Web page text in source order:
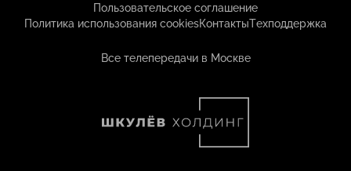
Пользовательское соглашение
Политика использования cookiesКонтактыТехподдержка
Все телепередачи в Москве